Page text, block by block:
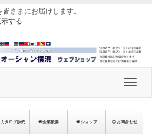
さまにお届けします。
する
カタログ販売 企業概要 ショップ お問合わせ